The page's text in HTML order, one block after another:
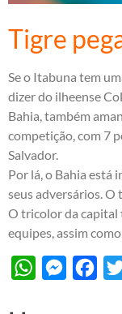
Tigre
Se o Itabuna tem
dizer do ilheense
Bahia, também
competição, com 7
Salvador.
Por lá, o Bahia está
seus adversários. O
O tricolor da capital
equipes, assim
WhatsApp